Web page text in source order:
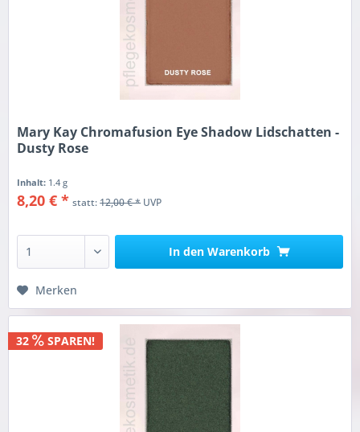
Mary Kay Chromafusion Eye Shadow Lidschatten -
Dusty Rose
Inhalt: 1.4 g
8,20 € * statt:12,00 € *UVP
In den Warenkorb
Merken
32 SPAREN!